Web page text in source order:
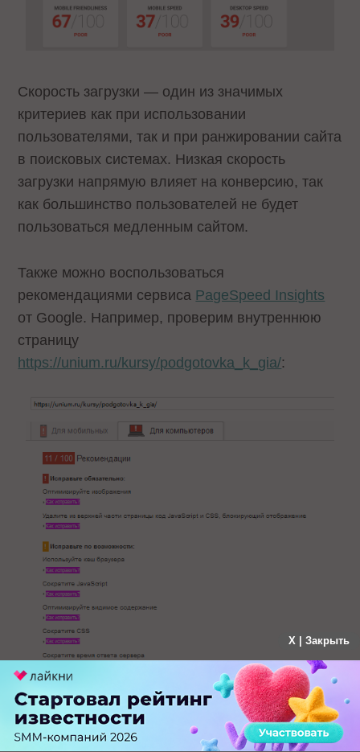
Скорость загрузки — один из значимых
критериев как при использовании
пользователями, так и при ранжировании сайта
в поисковых системах. Низкая скорость
загрузки напрямую влияет на конверсию, так
как большинство пользователей не будет
пользоваться медленным сайтом.
Также можно воспользоваться
рекомендациями сервиса PageSpeed Insights
от Google. Например, проверим внутреннюю
страницу
https://unium.ru/kursy/podgotovka_k_gia/:
X | Закрыть